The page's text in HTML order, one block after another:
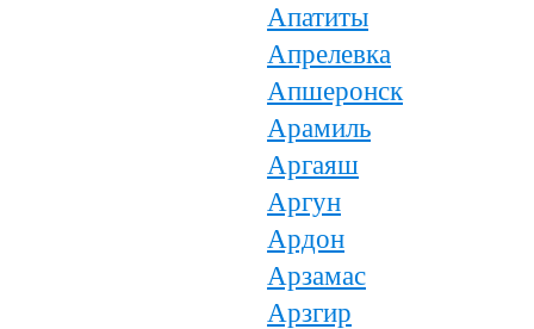
Апатиты
Апрелевка
Апшеронск
Арамиль
Аргаяш
Аргун
Ардон
Арзамас
Арзгир